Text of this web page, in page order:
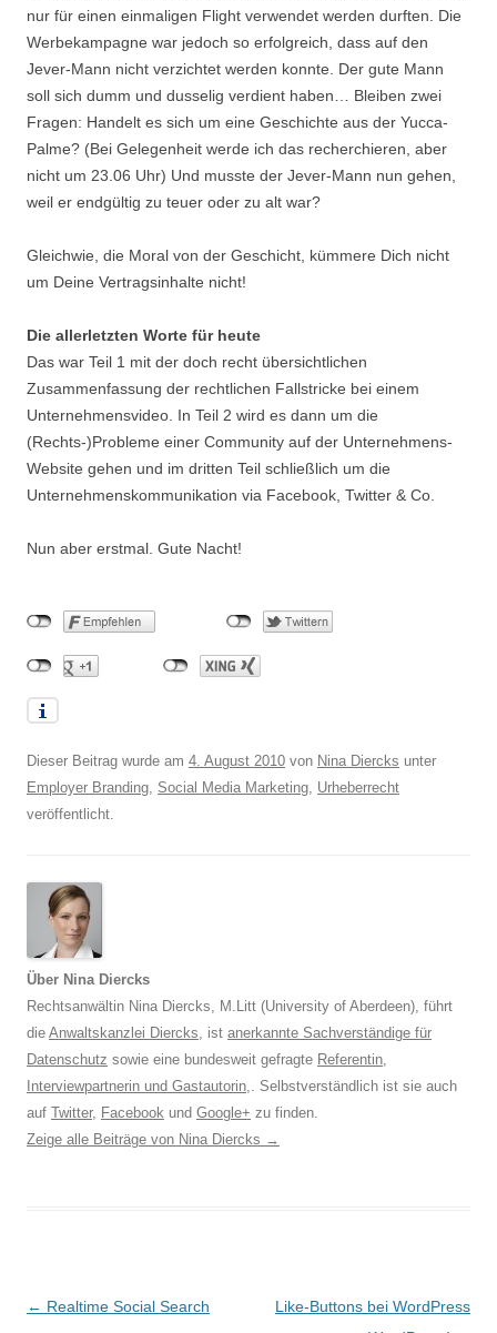
nur für einen einmaligen Flight verwendet werden durften. Die
Werbekampagne war jedoch so erfolgreich, dass auf den
Jever-Mann nicht verzichtet werden konnte. Der gute Mann
soll sich dumm und dusselig verdient haben… Bleiben zwei
Fragen: Handelt es sich um eine Geschichte aus der Yucca-
Palme? (Bei Gelegenheit werde ich das recherchieren, aber
nicht um 23.06 Uhr) Und musste der Jever-Mann nun gehen,
weil er endgültig zu teuer oder zu alt war?
Gleichwie, die Moral von der Geschicht, kümmere Dich nicht
um Deine Vertragsinhalte nicht!
Die allerletzten Worte für heute
Das war Teil 1 mit der doch recht übersichtlichen
Zusammenfassung der rechtlichen Fallstricke bei einem
Unternehmensvideo. In Teil 2 wird es dann um die
(Rechts-)Probleme einer Community auf der Unternehmens-
Website gehen und im dritten Teil schließlich um die
Unternehmenskommunikation via Facebook, Twitter & Co.
Nun aber erstmal. Gute Nacht!
Dieser Beitrag wurde am 4. August 2010 von Nina Diercks unter
Employer Branding, Social Media Marketing, Urheberrecht
veröffentlicht.
Über Nina Diercks
Rechtsanwältin Nina Diercks, M.Litt (University of Aberdeen), führt
die Anwaltskanzlei Diercks, ist anerkannte Sachverständige für
Datenschutz sowie eine bundesweit gefragte Referentin,
Interviewpartnerin und Gastautorin,. Selbstverständlich ist sie auch
auf Twitter, Facebook und Google+ zu finden.
Zeige alle Beiträge von Nina Diercks →
Beitrags-
← Realtime Social Search
Like-Buttons bei WordPress